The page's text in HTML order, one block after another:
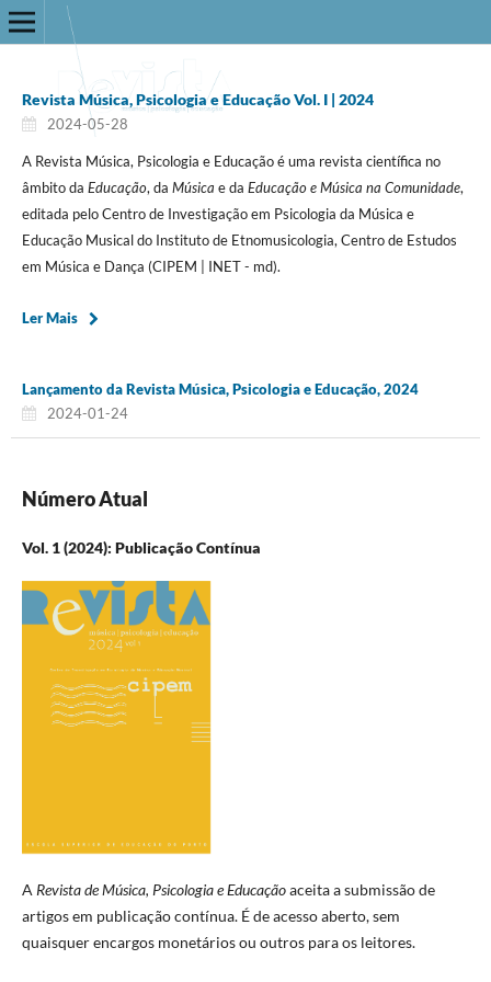
Revista Música, Psicologia e Educação Vol. I | 2024
2024-05-28
A Revista Música, Psicologia e Educação é uma revista científica no
âmbito da Educação, da Música e da Educação e Música na Comunidade,
editada pelo Centro de Investigação em Psicologia da Música e
Educação Musical do Instituto de Etnomusicologia, Centro de Estudos
em Música e Dança (CIPEM | INET - md).
Ler Mais
Lançamento da Revista Música, Psicologia e Educação, 2024
2024-01-24
Número Atual
Vol. 1 (2024): Publicação Contínua
A Revista de Música, Psicologia e Educaçãoaceita a submissão de
artigos em publicação contínua. É de acesso aberto, sem
quaisquer encargos monetários ou outros para os leitores.